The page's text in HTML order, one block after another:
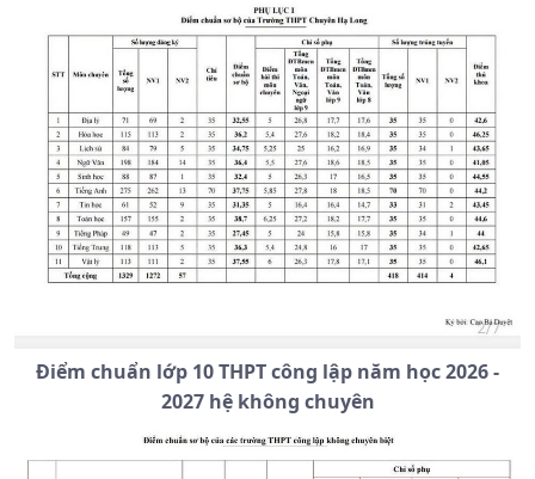
Điểm chuẩn lớp 10 THPT công lập năm học 2026 -
2027 hệ không chuyên